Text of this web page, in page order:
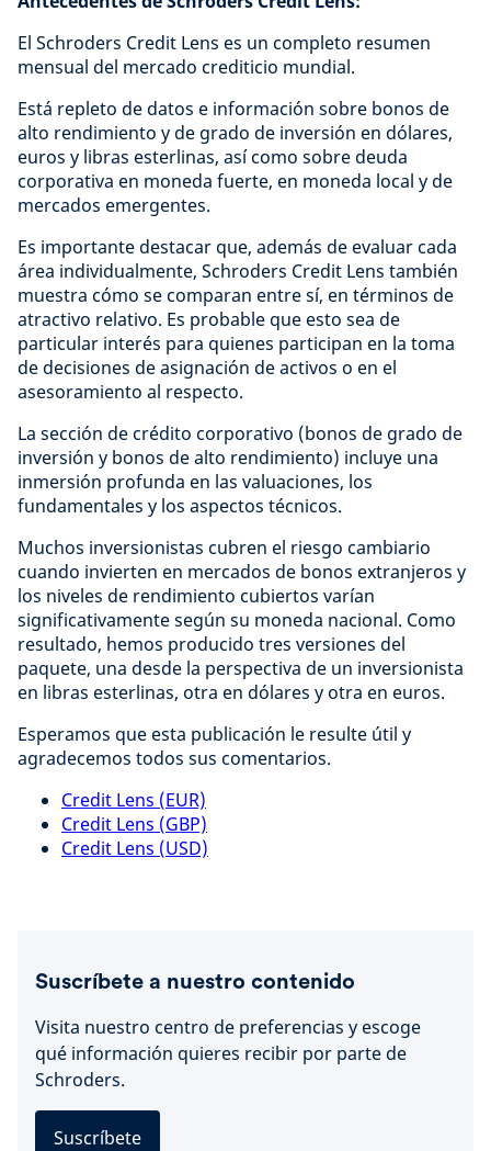
El Schroders Credit Lens es un completo resumen
mensual del mercado crediticio mundial.
Está repleto de datos e información sobre bonos de
alto rendimiento y de grado de inversión en dólares,
euros y libras esterlinas, así como sobre deuda
corporativa en moneda fuerte, en moneda local y de
mercados emergentes.
Es importante destacar que, además de evaluar cada
área individualmente, Schroders Credit Lens también
muestra cómo se comparan entre sí, en términos de
atractivo relativo. Es probable que esto sea de
particular interés para quienes participan en la toma
de decisiones de asignación de activos o en el
asesoramiento al respecto.
La sección de crédito corporativo (bonos de grado de
inversión y bonos de alto rendimiento) incluye una
inmersión profunda en las valuaciones, los
fundamentales y los aspectos técnicos.
Muchos inversionistas cubren el riesgo cambiario
cuando invierten en mercados de bonos extranjeros y
los niveles de rendimiento cubiertos varían
significativamente según su moneda nacional. Como
resultado, hemos producido tres versiones del
paquete, una desde la perspectiva de un inversionista
en libras esterlinas, otra en dólares y otra en euros.
Esperamos que esta publicación le resulte útil y
agradecemos todos sus comentarios.
Credit Lens (EUR)
Credit Lens (GBP)
Credit Lens (USD)
Suscríbete a nuestro contenido
Visita nuestro centro de preferencias y escoge
qué información quieres recibir por parte de
Schroders.
Suscríbete